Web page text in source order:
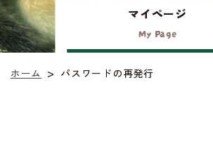
マイページ
My Page
ホーム > パスワードの再発行